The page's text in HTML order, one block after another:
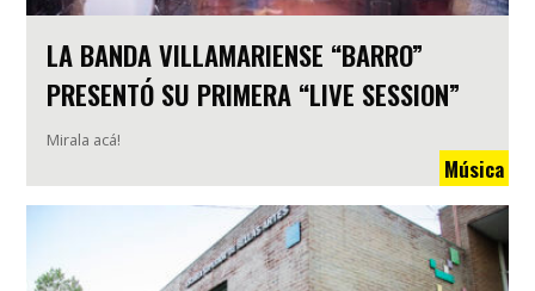
LA BANDA VILLAMARIENSE “BARRO”
PRESENTÓ SU PRIMERA “LIVE SESSION”
Mirala acá!
Música